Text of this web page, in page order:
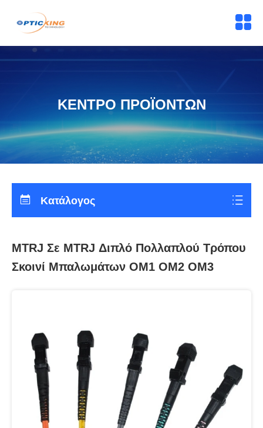
ΚΕΝΤΡΟ ΠΡΟΪΟΝΤΩΝ
Κατάλογος
MTRJ Σε MTRJ Διπλό Πολλαπλού Τρόπου
Σκοινί Μπαλωμάτων OM1 OM2 OM3